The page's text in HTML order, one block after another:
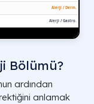
Bölümü?
ardından
anlamak